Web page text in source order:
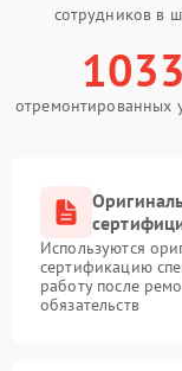
сотрудников в
1033
отремонтированных
Используются
сертификацию
работу после
обязательств